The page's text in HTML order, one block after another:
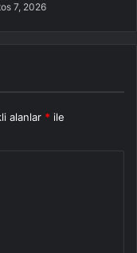
7, 2026
alanlar * ile